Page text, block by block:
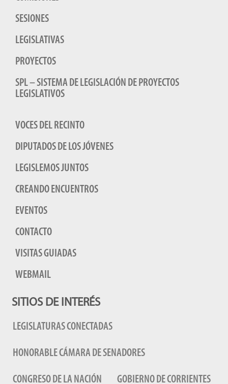
SESIONES
LEGISLATIVAS
PROYECTOS
SPL – SISTEMA DE LEGISLACIÓN DE PROYECTOS
LEGISLATIVOS
VOCES DEL RECINTO
DIPUTADOS DE LOS JÓVENES
LEGISLEMOS JUNTOS
CREANDO ENCUENTROS
EVENTOS
CONTACTO
VISITAS GUIADAS
WEBMAIL
SITIOS DE INTERÉS
LEGISLATURAS CONECTADAS
HONORABLE CÁMARA DE SENADORES
CONGRESO DE LA NACIÓN GOBIERNO DE CORRIENTES